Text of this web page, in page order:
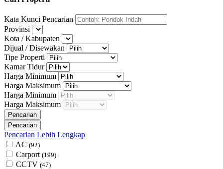
Kata Kunci Pencarian
Provinsi
Kota / Kabupaten
Dijual / Disewakan
Tipe Properti
Kamar Tidur
Harga Minimum
Harga Maksimum
Harga Minimum
Harga Maksimum
Pencarian Lebih Lengkap
AC (92)
Carport (199)
CCTV (47)